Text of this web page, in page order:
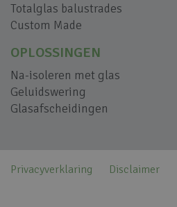
Totalglas balustrades
Custom Made
OPLOSSINGEN
Na-isoleren met glas
Geluidswering
Glasafscheidingen
Privacyverklaring Disclaimer